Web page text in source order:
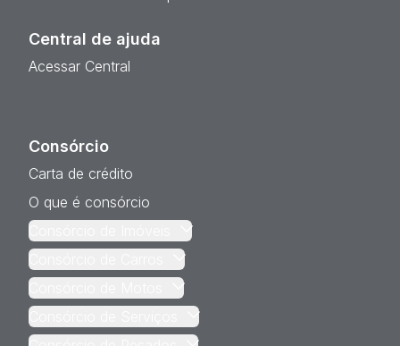
Central de ajuda
Acessar Central
Consórcio
Carta de crédito
O que é consórcio